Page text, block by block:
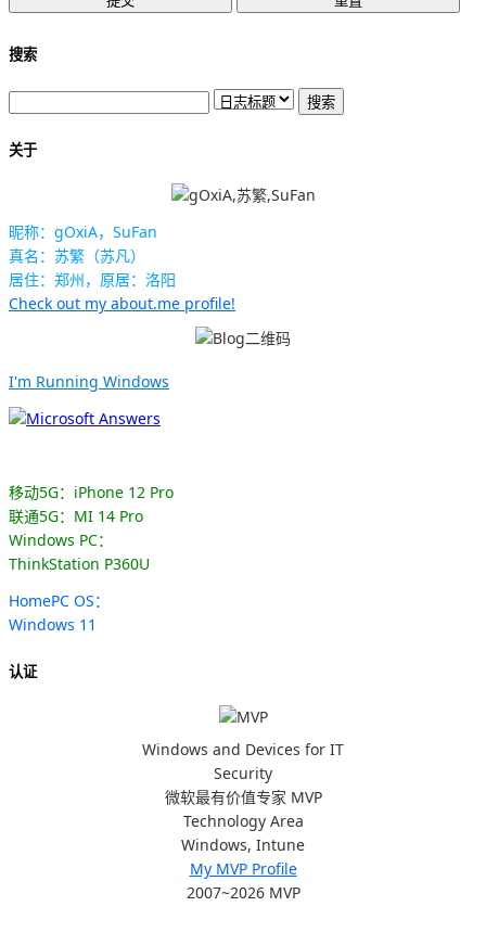
搜索
关于
昵称：gOxiA，SuFan
真名：苏繁（苏凡）
居住：郑州，原居：洛阳
Check out my about.me profile!
I'm Running Windows
移动5G：iPhone 12 Pro
联通5G：MI 14 Pro
Windows PC：
ThinkStation P360U
HomePC OS：
Windows 11
认证
Windows and Devices for IT
Security
微软最有价值专家 MVP
Technology Area
Windows, Intune
My MVP Profile
2007~2026 MVP